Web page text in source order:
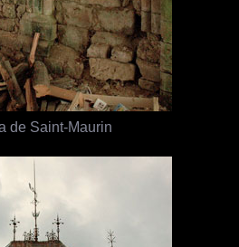
de Saint-Maurin